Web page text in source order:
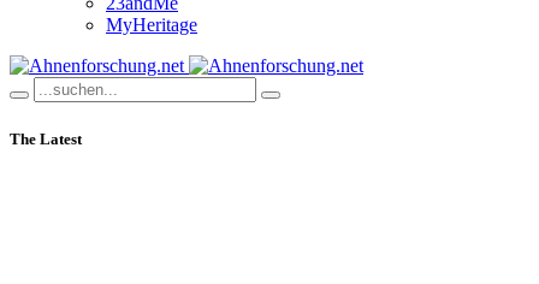
MyHeritage
The Latest